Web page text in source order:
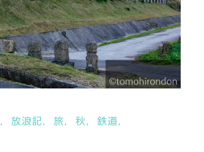
Ⅰ
へ
の
放浪記 旅 秋
鉄道